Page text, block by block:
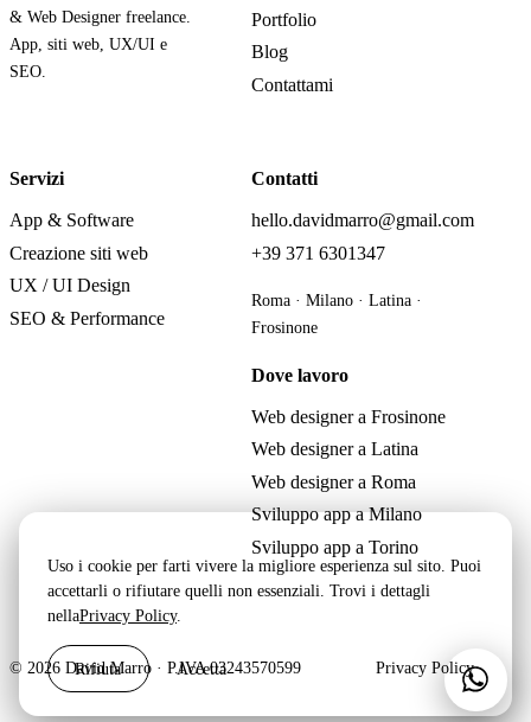
& Web Designer freelance.
App, siti web, UX/UI e
SEO.
Portfolio
Blog
Contattami
Servizi
App & Software
Creazione siti web
UX / UI Design
SEO & Performance
Contatti
hello.davidmarro@gmail.com
+39 371 6301347
Roma · Milano · Latina ·
Frosinone
Dove lavoro
Web designer a Frosinone
Web designer a Latina
Web designer a Roma
Sviluppo app a Milano
Sviluppo app a Torino
© 2026 David Marro · P.IVA 03243570599 Privacy Policy
Uso i cookie per farti vivere la migliore esperienza sul sito. Puoi
accettarli o rifiutare quelli non essenziali. Trovi i dettagli
nellaPrivacy Policy.
Rifiuta Accetta